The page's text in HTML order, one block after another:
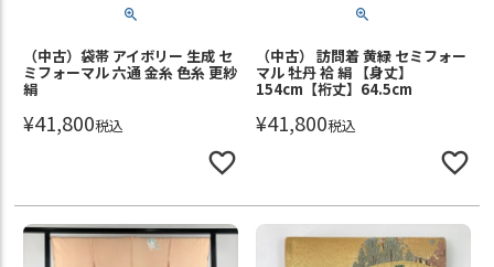
（中古）袋帯 アイボリー 生成 セ
ミフォーマル 六通 金糸 色糸 更紗
絹
¥41,800税込
（中古） 訪問着 黄緑 セミフォー
マル 牡丹 袷 絹 【身丈】
154cm【裄丈】64.5cm
¥41,800税込